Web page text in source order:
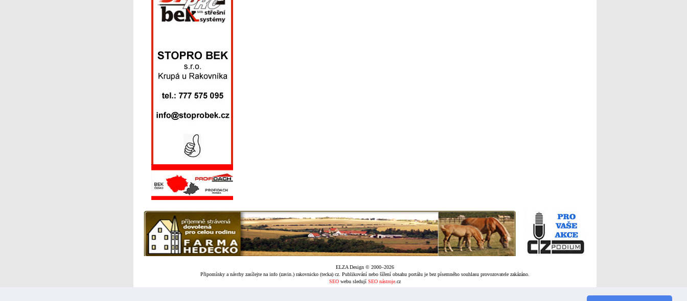
ELZA Design © 2000–2026
Připomínky a návrhy zasílejte na info (zavin.) rakovnicko (tecka) cz. Publikování nebo šíření obsahu portálu je bez písemného souhlasu provozovatele zakázáno.
SEO webu sledují SEO nástroje .cz